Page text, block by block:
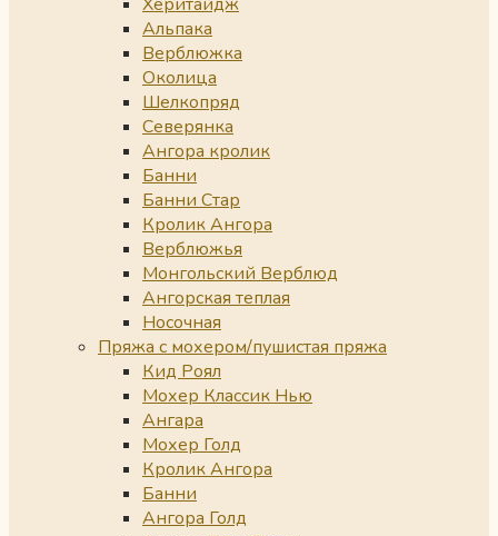
Альпака
Верблюжка
Околица
Шелкопряд
Северянка
Ангора кролик
Банни
Банни Стар
Кролик Ангора
Верблюжья
Монгольский Верблюд
Ангорская теплая
Носочная
Пряжа с мохером/пушистая пряжа
Кид Роял
Мохер Классик Нью
Ангара
Мохер Голд
Кролик Ангора
Банни
Ангора Голд